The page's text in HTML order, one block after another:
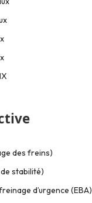
des freins)
stabilité)
d’urgence (EBA)